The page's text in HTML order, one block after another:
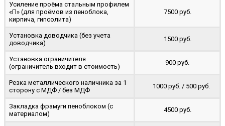
Усиление проёма стальным профилем
«П» (для проёмов из пеноблока,
кирпича, гипсолита)
7500 руб.
Установка доводчика (без учета
доводчика)
1500 руб.
Установка ограничителя
(ограничитель входит в стоимость)
900 руб.
Резка металлического наличника за 1
сторону с МДФ / без МДФ
1000 руб. / 500 руб.
Закладка фрамуги пеноблоком (с
материалом)
4500 руб.